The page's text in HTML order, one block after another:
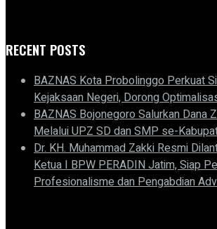
RECENT POSTS
BAZNAS Kota Probolinggo Perkuat
Kejaksaan Negeri, Dorong
BAZNAS Bojonegoro Salurkan Dana
Melalui UPZ SD dan SMP se-
Dr. KH. Muhammad Zakki Resmi
Ketua I BPW PERADIN Jatim, Siap
Profesionalisme dan Pengabdian